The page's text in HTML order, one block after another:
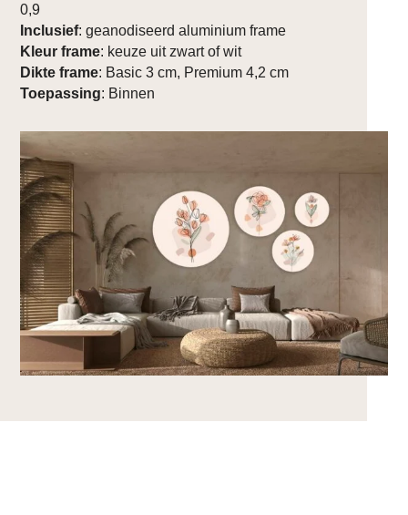
0,9
Inclusief: geanodiseerd aluminium frame
Kleur frame: keuze uit zwart of wit
Dikte frame: Basic 3 cm, Premium 4,2 cm
Toepassing: Binnen